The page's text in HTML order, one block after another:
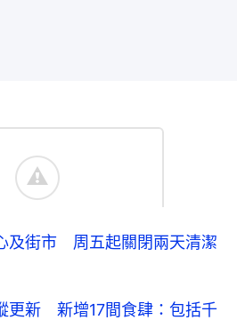
及街市 周五起關閉兩天清潔
更新 新增17間食肆：包括千